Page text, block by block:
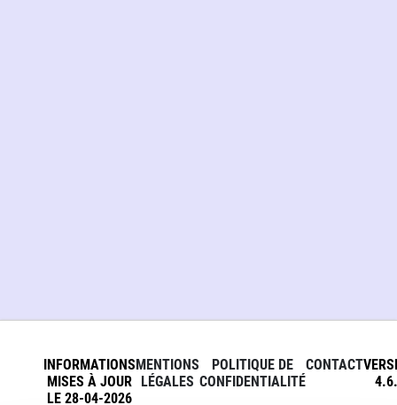
INFORMATIONS
MISES À JOUR
LE 28-04-2026
MENTIONS
LÉGALES
POLITIQUE DE
CONFIDENTIALITÉ
CONTACT